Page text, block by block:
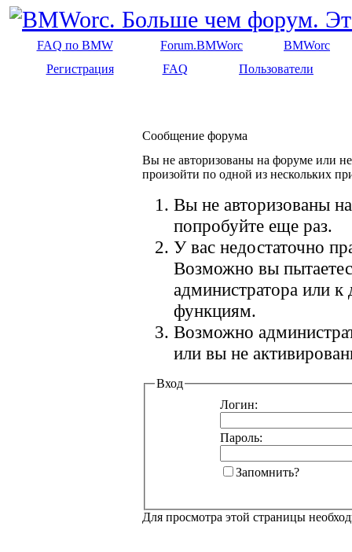
FAQ по BMW Forum.BMWorc
BMWorc
Регистрация
FAQ Пользователи
Сообщение форума
Вы не авторизованы на форуме или
произойти по одной из нескольких
Вы не авторизованы
попробуйте еще раз.
У вас недостаточно
Возможно вы
администратора или
функциям.
Возможно
или вы не
Вход
Логин:
Пароль:
Запомнить?
Для просмотра этой страницы